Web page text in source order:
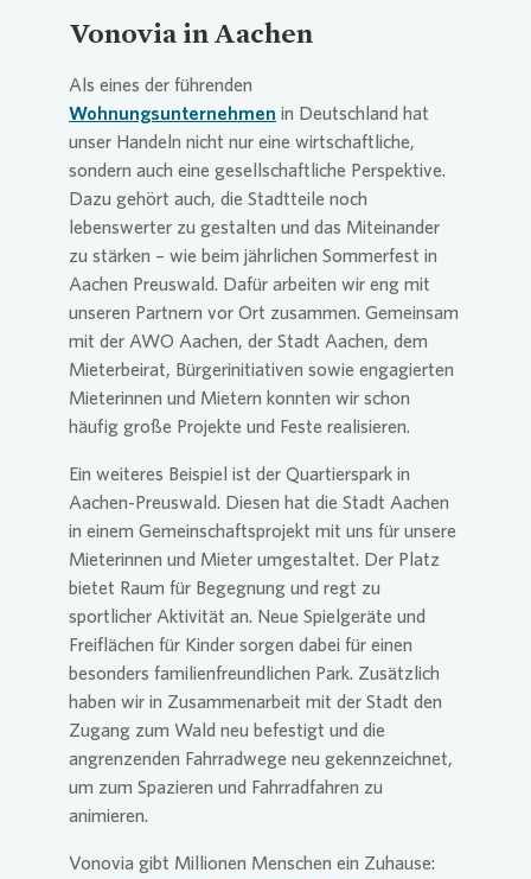
Vonovia in Aachen
Als eines der führenden
Wohnungsunternehmen in Deutschland hat
unser Handeln nicht nur eine wirtschaftliche,
sondern auch eine gesellschaftliche Perspektive.
Dazu gehört auch, die Stadtteile noch
lebenswerter zu gestalten und das Miteinander
zu stärken – wie beim jährlichen Sommerfest in
Aachen Preuswald. Dafür arbeiten wir eng mit
unseren Partnern vor Ort zusammen. Gemeinsam
mit der AWO Aachen, der Stadt Aachen, dem
Mieterbeirat, Bürgerinitiativen sowie engagierten
Mieterinnen und Mietern konnten wir schon
häufig große Projekte und Feste realisieren.
Ein weiteres Beispiel ist der Quartierspark in
Aachen-Preuswald. Diesen hat die Stadt Aachen
in einem Gemeinschaftsprojekt mit uns für unsere
Mieterinnen und Mieter umgestaltet. Der Platz
bietet Raum für Begegnung und regt zu
sportlicher Aktivität an. Neue Spielgeräte und
Freiflächen für Kinder sorgen dabei für einen
besonders familienfreundlichen Park. Zusätzlich
haben wir in Zusammenarbeit mit der Stadt den
Zugang zum Wald neu befestigt und die
angrenzenden Fahrradwege neu gekennzeichnet,
um zum Spazieren und Fahrradfahren zu
animieren.
Vonovia gibt Millionen Menschen ein Zuhause: